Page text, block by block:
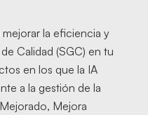
la eficiencia y
Calidad (SGC) en tu
en los que la IA
a la gestión de la
Mejora